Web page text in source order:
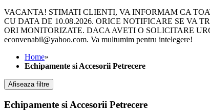
VACANTA! STIMATI CLIENTI, VA INFORMAM CA
CU DATA DE 10.08.2026. ORICE NOTIFICARE SE VA
ORI MONITORIZATE. DACA AVETI O SOLICITARE
econvenabil@yahoo.com. Va multumim pentru intelegere!
Home»
Echipamente si Accesorii Petrecere
Afiseaza filtre
Echipamente si Accesorii Petrecere